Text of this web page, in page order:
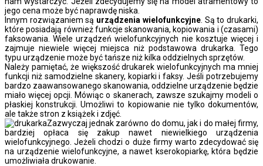
jego cena może być naprawdę niska.
Innym rozwiązaniem są urządzenia wielofunkcyjne. Są to drukarki,
które posiadają również funkcje skanowania, kopiowania i (czasami)
faksowania. Wiele urządzeń wielofunkcyjnych nie kosztuje więcej i
zajmuje niewiele więcej miejsca niż podstawowa drukarka. Tego
typu urządzenie może być tańsze niż kilka oddzielnych sprzętów.
Należy pamiętać, że większość drukarek wielofunkcyjnych ma mniej
funkcji niż samodzielne skanery, kopiarki i faksy. Jeśli potrzebujemy
bardzo zaawansowanego skanowania, oddzielne urządzenie będzie
miało więcej opcji. Mówiąc o skanerach, zawsze szukajmy modeli o
płaskiej konstrukcji. Umożliwi to kopiowanie nie tylko dokumentów,
ale także stron z książek i zdjęć.
Zazwyczaj jednak zarówno do domu, jak i do małej firmy,
bardziej opłaca się zakup nawet niewielkiego urządzenia
wielofunkcyjnego. Jeżeli chodzi o duże firmy warto zdecydować się
na urządzenie wielofunkcyjne, a nawet kserokopiarkę, która będzie
umożliwiała drukowanie.